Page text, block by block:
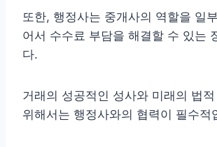
또한, 행정사는 중개사의 역할을 일
어서 수수료 부담을 해결할 수 있는
다.
거래의 성공적인 성사와 미래의 법
위해서는 행정사와의 협력이 필수적